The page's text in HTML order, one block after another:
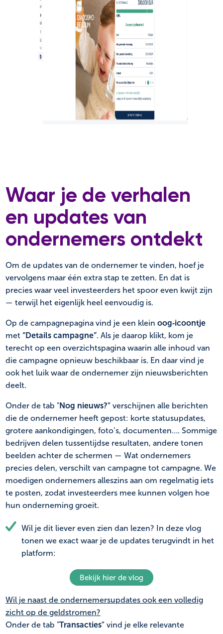
Waar je de verhalen
en updates van
ondernemers ontdekt
Om de updates van de ondernemer te vinden, hoef je
vervolgens maar één extra stap te zetten. En dat is
precies waar veel investeerders het spoor even kwijt zijn
— terwijl het eigenlijk heel eenvoudig is.
Op de campagnepagina vind je een klein oog‑icoontje
met “Details campagne”. Als je daarop klikt, kom je
terecht op een overzichtspagina waarin alle inhoud van
die campagne opnieuw beschikbaar is. En daar vind je
ook het luik waar de ondernemer zijn nieuwsberichten
deelt.
Onder de tab "Nog nieuws?" verschijnen alle berichten
die de ondernemer heeft gepost: korte statusupdates,
grotere aankondigingen, foto’s, documenten…. Sommige
bedrijven delen tussentijdse resultaten, andere tonen
beelden achter de schermen — Wat ondernemers
precies delen, verschilt van campagne tot campagne. We
moedigen ondernemers alleszins aan om regelmatig iets
te posten, zodat investeerders mee kunnen volgen hoe
hun onderneming groeit.
Wil je dit liever even zien dan lezen? In deze vlog
tonen we exact waar je de updates terugvindt in het
platform:
Bekijk hier de vlog
Wil je naast de ondernemersupdates ook een volledig
zicht op de geldstromen?
Onder de tab "Transacties" vind je elke relevante